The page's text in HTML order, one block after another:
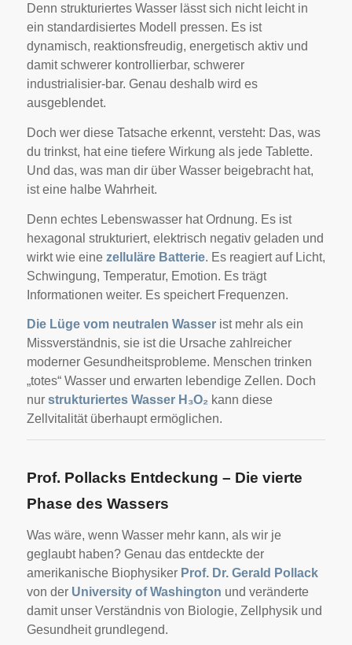
Denn strukturiertes Wasser lässt sich nicht leicht in
ein standardisiertes Modell pressen. Es ist
dynamisch, reaktionsfreudig, energetisch aktiv und
damit schwerer kontrollierbar, schwerer
industrialisier-bar. Genau deshalb wird es
ausgeblendet.
Doch wer diese Tatsache erkennt, versteht: Das, was
du trinkst, hat eine tiefere Wirkung als jede Tablette.
Und das, was man dir über Wasser beigebracht hat,
ist eine halbe Wahrheit.
Denn echtes Lebenswasser hat Ordnung. Es ist
hexagonal strukturiert, elektrisch negativ geladen und
wirkt wie eine zelluläre Batterie. Es reagiert auf Licht,
Schwingung, Temperatur, Emotion. Es trägt
Informationen weiter. Es speichert Frequenzen.
Die Lüge vom neutralen Wasserist mehr als ein
Missverständnis, sie ist die Ursache zahlreicher
moderner Gesundheitsprobleme. Menschen trinken
„totes“ Wasser und erwarten lebendige Zellen. Doch
nur strukturiertes Wasser H₃O₂ kann diese
Zellvitalität überhaupt ermöglichen.
Prof. Pollacks Entdeckung – Die vierte
Phase des Wassers
Was wäre, wenn Wasser mehr kann, als wir je
geglaubt haben? Genau das entdeckte der
amerikanische Biophysiker Prof. Dr. Gerald Pollack
von der University of Washington und veränderte
damit unser Verständnis von Biologie, Zellphysik und
Gesundheit grundlegend.